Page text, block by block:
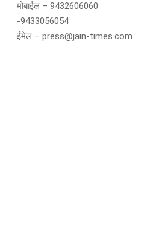
मोबाईल – 9432606060
-9433056054
ईमेल – press@jain-times.com